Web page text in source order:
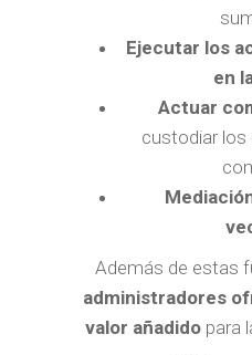
Ejecutar los
en
Actuar
custodiar
Además de estas
administradores
valor añadidopara